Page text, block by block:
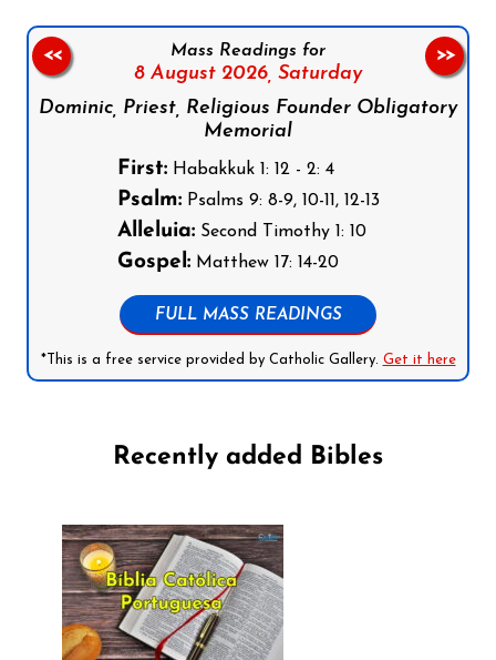
Mass Readings for
8 August 2026, Saturday
Dominic, Priest, Religious Founder Obligatory
Memorial
First:Habakkuk 1: 12 - 2: 4
Psalm:Psalms 9: 8-9, 10-11, 12-13
Alleluia:Second Timothy 1: 10
Gospel:Matthew 17: 14-20
FULL MASS READINGS
*This is a free service provided by Catholic Gallery. Get it here
<< >>
Recently added Bibles